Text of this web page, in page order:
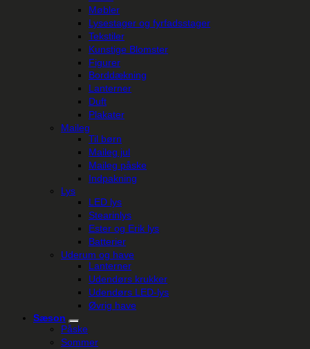
Møbler
Lysestager og fyrfadsstager
Tekstiler
Kunstige Blomster
Figurer
Borddækning
Lanterner
Duft
Plakater
Maileg
Til børn
Maileg jul
Maileg påske
Indpakning
Lys
LED lys
Stearinlys
Ester og Erik lys
Batterier
Uderum og have
Lanterner
Udendørs krukker
Udendørs LED-lys
Øvrig have
Sæson
Påske
Sommer